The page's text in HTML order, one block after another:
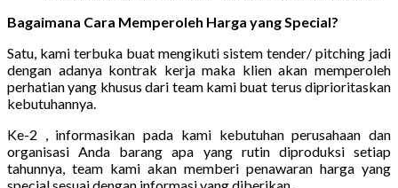
Bagaimana Cara Memperoleh Harga yang Special?
Satu, kami terbuka buat mengikuti sistem tender/ pitching jadi
dengan adanya kontrak kerja maka klien akan memperoleh
perhatian yang khusus dari team kami buat terus diprioritaskan
kebutuhannya.
Ke-2 , informasikan pada kami kebutuhan perusahaan dan
organisasi Anda barang apa yang rutin diproduksi setiap
tahunnya, team kami akan memberi penawaran harga yang
special sesuai dengan informasi yang diberikan.